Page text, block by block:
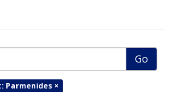
Go
Parmenides ×